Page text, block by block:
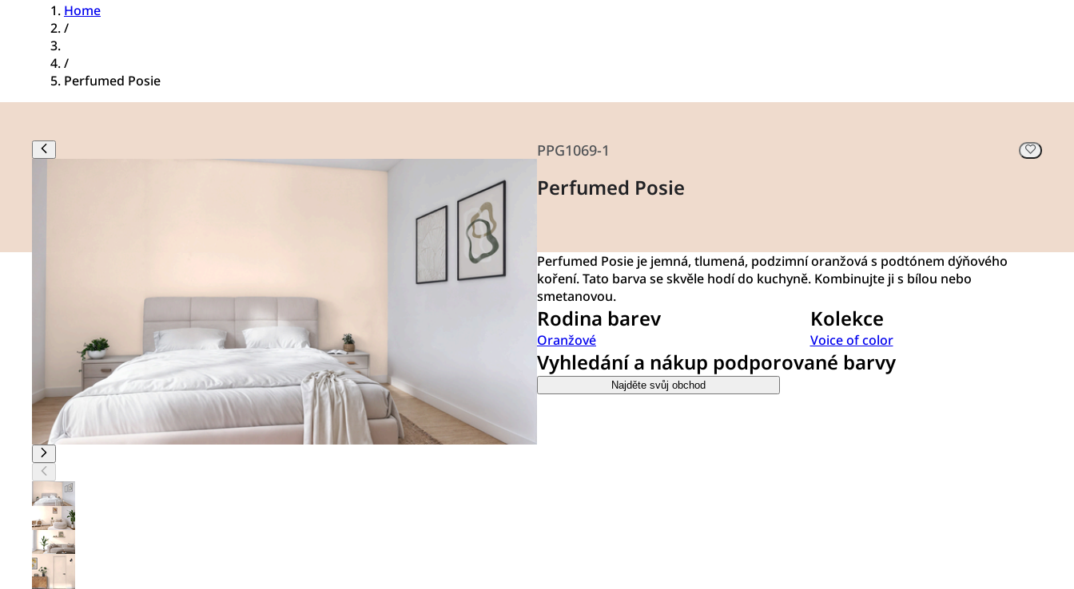
Home
/
/
Perfumed Posie
PPG1069-1
Perfumed Posie
Perfumed Posie je jemná, tlumená, podzimní oranžová s podtónem dýňového
koření. Tato barva se skvěle hodí do kuchyně. Kombinujte ji s bílou nebo
smetanovou.
Rodina barev
Oranžové
Kolekce
Voice of color
Vyhledání a nákup podporované barvy
Najděte svůj obchod